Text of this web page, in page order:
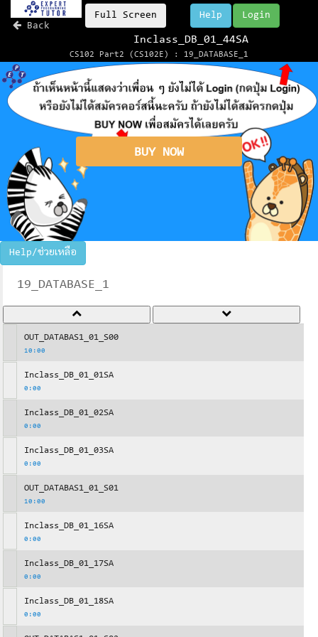
Back
Full Screen Login
Help
Inclass_DB_01_44SA
CS102 Part2 (CS102E) : 19_DATABASE_1
BUY NOW
Help/ช่วยเหลือ
19_DATABASE_1
OUT_DATABAS1_01_S00
10:00
Inclass_DB_01_01SA
0:00
Inclass_DB_01_02SA
0:00
Inclass_DB_01_03SA
0:00
OUT_DATABAS1_01_S01
10:00
Inclass_DB_01_16SA
0:00
Inclass_DB_01_17SA
0:00
Inclass_DB_01_18SA
0:00